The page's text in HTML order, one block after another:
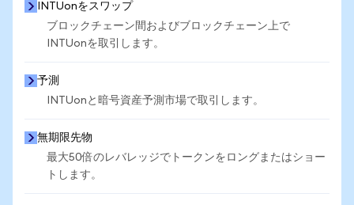
INTUonをスワップ
ブロックチェーン間およびブロックチェーン上で
INTUonを取引します。
予測
INTUonと暗号資産予測市場で取引します。
無期限先物
最大50倍のレバレッジでトークンをロングまたはショー
トします。